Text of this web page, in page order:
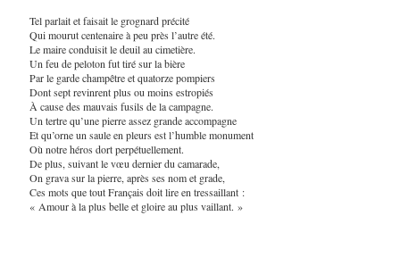
Tel parlait et faisait le grognard précité
Qui mourut centenaire à peu près l’autre été.
Le maire conduisit le deuil au cimetière.
Un feu de peloton fut tiré sur la bière
Par le garde champêtre et quatorze pompiers
Dont sept revinrent plus ou moins estropiés
À cause des mauvais fusils de la campagne.
Un tertre qu’une pierre assez grande accompagne
Et qu’orne un saule en pleurs est l’humble monument
Où notre héros dort perpétuellement.
De plus, suivant le vœu dernier du camarade,
On grava sur la pierre, après ses nom et grade,
Ces mots que tout Français doit lire en tressaillant :
« Amour à la plus belle et gloire au plus vaillant. »